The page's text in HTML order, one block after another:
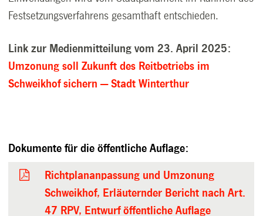
Festsetzungsverfahrens gesamthaft entschieden.
Link zur Medienmitteilung vom 23. April 2025:
Umzonung soll Zukunft des Reitbetriebs im
Schweikhof sichern — Stadt Winterthur
Dokumente für die öffentliche Auflage:
Richtplananpassung und Umzonung
Schweikhof, Erläuternder Bericht nach Art.
47 RPV, Entwurf öffentliche Auflage